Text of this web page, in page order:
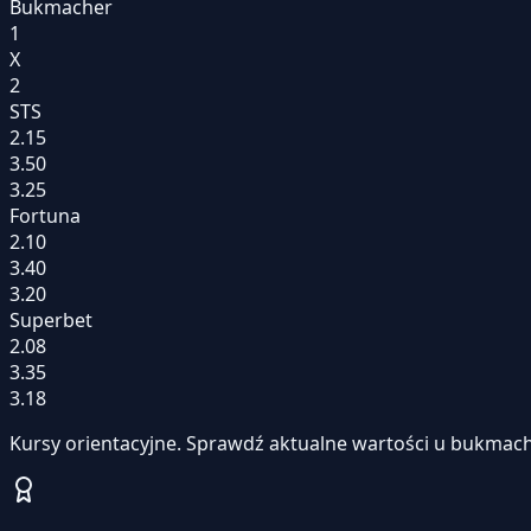
Bukmacher
1
X
2
STS
2.15
3.50
3.25
Fortuna
2.10
3.40
3.20
Superbet
2.08
3.35
3.18
Kursy orientacyjne. Sprawdź aktualne wartości u